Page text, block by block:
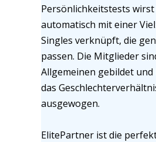
Persönlichkeitstests wirst
automatisch mit einer
Singles verknüpft, die
passen. Die Mitglieder
Allgemeinen gebildet
das
ausgewogen.
ElitePartner ist die